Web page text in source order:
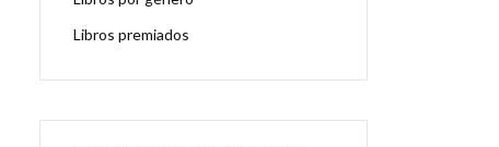
Libros premiados